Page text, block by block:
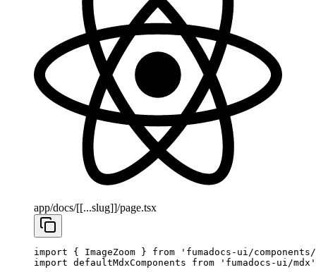
app/docs/[[...slug]]/page.tsx
import { ImageZoom } from 'fumadocs-ui/
import defaultMdxComponents from 'fumadocs-ui/mdx'